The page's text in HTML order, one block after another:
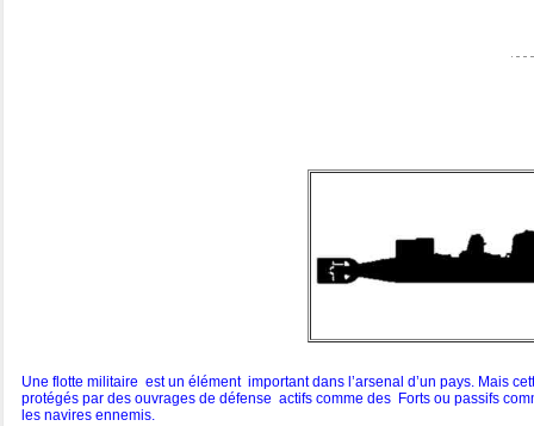
Une flotte militaire est un élément important dans l’arsenal d’un pays. Mais
protégés par des ouvrages de défense actifs comme des Forts ou passifs
les navires ennemis.